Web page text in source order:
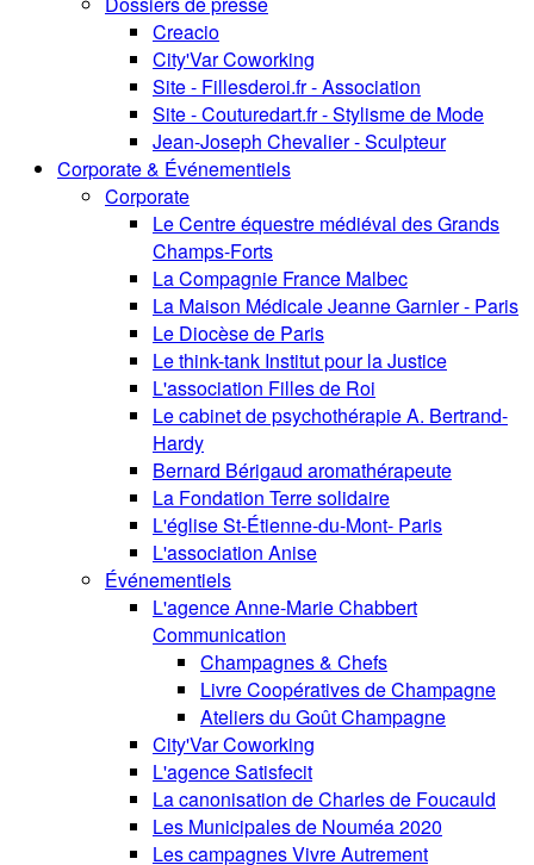
Creacio
City'Var Coworking
Site - Fillesderoi.fr - Association
Site - Couturedart.fr - Stylisme de Mode
Jean-Joseph Chevalier - Sculpteur
Corporate & Événementiels
Corporate
Le Centre équestre médiéval des Grands
Champs-Forts
La Compagnie France Malbec
La Maison Médicale Jeanne Garnier - Paris
Le Diocèse de Paris
Le think-tank Institut pour la Justice
L'association Filles de Roi
Le cabinet de psychothérapie A. Bertrand-
Hardy
Bernard Bérigaud aromathérapeute
La Fondation Terre solidaire
L'église St-Étienne-du-Mont- Paris
L'association Anise
Événementiels
L'agence Anne-Marie Chabbert
Communication
Champagnes & Chefs
Livre Coopératives de Champagne
Ateliers du Goût Champagne
City'Var Coworking
L'agence Satisfecit
La canonisation de Charles de Foucauld
Les Municipales de Nouméa 2020
Les campagnes Vivre Autrement